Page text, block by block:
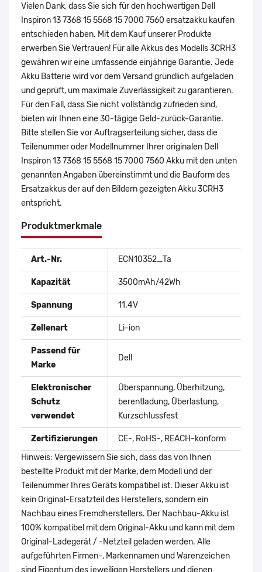
Vielen Dank, dass Sie sich für den hochwertigen Dell
Inspiron 13 7368 15 5568 15 7000 7560 ersatzakku kaufen
entschieden haben. Mit dem Kauf unserer Produkte
erwerben Sie Vertrauen! Für alle Akkus des Modells 3CRH3
gewähren wir eine umfassende einjährige Garantie. Jede
Akku Batterie wird vor dem Versand gründlich aufgeladen
und geprüft, um maximale Zuverlässigkeit zu garantieren.
Für den Fall, dass Sie nicht vollständig zufrieden sind,
bieten wir Ihnen eine 30-tägige Geld-zurück-Garantie.
Bitte stellen Sie vor Auftragserteilung sicher, dass die
Teilenummer oder Modellnummer Ihrer originalen Dell
Inspiron 13 7368 15 5568 15 7000 7560 Akku mit den unten
genannten Angaben übereinstimmt und die Bauform des
Ersatzakkus der auf den Bildern gezeigten Akku 3CRH3
entspricht.
Produktmerkmale
Art.-Nr. ECN10352_Ta
Kapazität 3500mAh/42Wh
Spannung 11.4V
Zellenart Li-ion
Passend für
Marke
Dell
Elektronischer
Schutz
verwendet
Überspannung, Überhitzung,
berentladung, Überlastung,
Kurzschlussfest
Zertifizierungen
CE-, RoHS-, REACH-konform
Hinweis: Vergewissern Sie sich, dass das von Ihnen
bestellte Produkt mit der Marke, dem Modell und der
Teilenummer Ihres Geräts kompatibel ist. Dieser Akku ist
kein Original-Ersatzteil des Herstellers, sondern ein
Nachbau eines Fremdherstellers. Der Nachbau-Akku ist
100% kompatibel mit dem Original-Akku und kann mit dem
Original-Ladegerät / -Netzteil geladen werden. Alle
aufgeführten Firmen-, Markennamen und Warenzeichen